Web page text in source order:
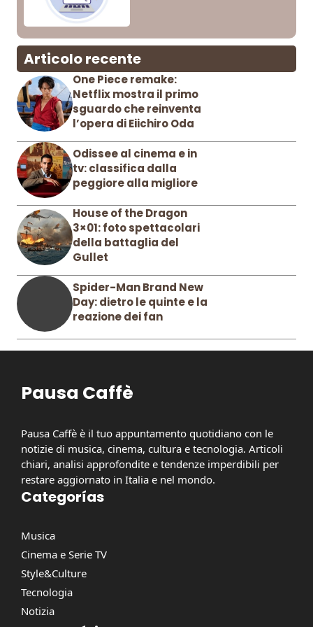
Articolo recente
One Piece remake:
Netflix mostra il primo
sguardo che reinventa
l’opera di Eiichiro Oda
Odissee al cinema e in
tv: classifica dalla
peggiore alla migliore
House of the Dragon
3×01: foto spettacolari
della battaglia del
Gullet
Spider-Man Brand New
Day: dietro le quinte e la
reazione dei fan
Pausa Caffè
Pausa Caffè è il tuo appuntamento quotidiano con le
notizie di musica, cinema, cultura e tecnologia. Articoli
chiari, analisi approfondite e tendenze imperdibili per
restare aggiornato in Italia e nel mondo.
Categorías
Musica
Cinema e Serie TV
Style&Culture
Tecnologia
Notizia